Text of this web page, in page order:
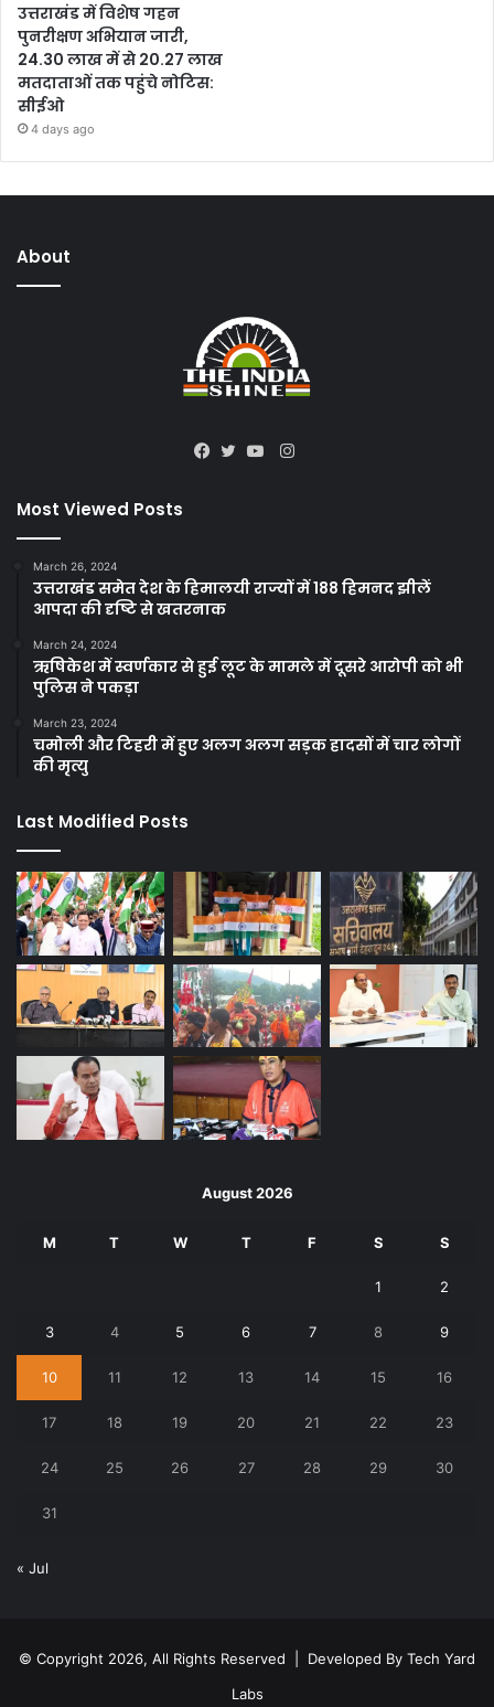
उत्तराखंड में विशेष गहन
पुनरीक्षण अभियान जारी,
24.30 लाख में से 20.27 लाख
मतदाताओं तक पहुंचे नोटिस:
सीईओ
4 days ago
About
Instagram
Most Viewed Posts
March 26, 2024
उत्तराखंड समेत देश के हिमालयी राज्यों में 188 हिमनद झीलें
आपदा की दृष्टि से खतरनाक
March 24, 2024
ऋषिकेश में स्वर्णकार से हुई लूट के मामले में दूसरे आरोपी को भी
पुलिस ने पकड़ा
March 23, 2024
चमोली और टिहरी में हुए अलग अलग सड़क हादसों में चार लोगों
की मृत्यु
Last Modified Posts
August 2026
M T W T F S S
1 2
3 4 5 6 7 8 9
10 11 12 13 14 15 16
17 18 19 20 21 22 23
24 25 26 27 28 29 30
31
« Jul
© Copyright 2026, All Rights Reserved | Developed By Tech Yard
Labs